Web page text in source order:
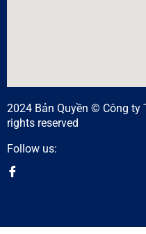
2024 Bản Quyền © Công ty
rights reserved
Follow us: